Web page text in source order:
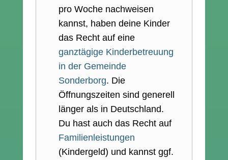
pro Woche nachweisen
kannst, haben deine Kinder
das Recht auf eine
ganztägige Kinderbetreuung
in der Gemeinde
Sonderborg. Die
Öffnungszeiten sind generell
länger als in Deutschland.
Du hast auch das Recht auf
Familienleistungen
(Kindergeld) und kannst ggf.